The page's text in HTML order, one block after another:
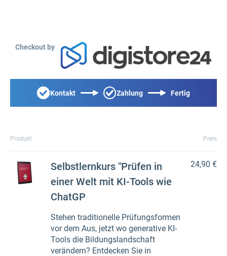
Checkout by
Kontakt Zahlung Fertig
Produkt Preis
Selbstlernkurs "Prüfen in
einer Welt mit KI-Tools wie
ChatGP
Stehen traditionelle Prüfungsformen
vor dem Aus, jetzt wo generative KI-
Tools die Bildungslandschaft
verändern? Entdecken Sie in
24,90 €